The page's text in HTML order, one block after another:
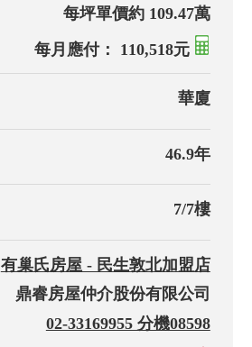
每坪單價約 109.47萬
每月應付： 110,518元
華廈
46.9年
7/7樓
有巢氏房屋 - 民生敦北加盟店
鼎睿房屋仲介股份有限公司
02-33169955 分機08598